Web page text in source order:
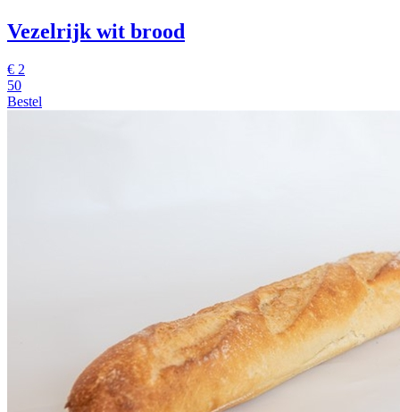
Vezelrijk wit brood
€ 2
50
Bestel